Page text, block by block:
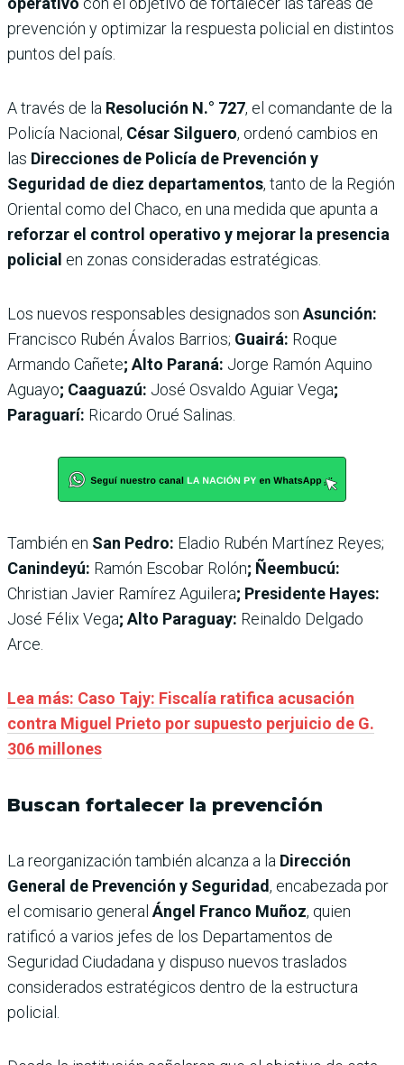
prevención y optimizar la respuesta policial en distintos
puntos del país.
A través de la Resolución N.° 727, el comandante de la
Policía Nacional, César Silguero, ordenó cambios en
las Direcciones de Policía de Prevención y
Seguridad de diez departamentos, tanto de la Región
Oriental como del Chaco, en una medida que apunta a
reforzar el control operativo y mejorar la presencia
policial en zonas consideradas estratégicas.
Los nuevos responsables designados son Asunción:
Francisco Rubén Ávalos Barrios; Guairá: Roque
Armando Cañete; Alto Paraná: Jorge Ramón Aquino
Aguayo; Caaguazú: José Osvaldo Aguiar Vega;
Paraguarí: Ricardo Orué Salinas.
También en San Pedro: Eladio Rubén Martínez Reyes;
Canindeyú: Ramón Escobar Rolón; Ñeembucú:
Christian Javier Ramírez Aguilera; Presidente Hayes:
José Félix Vega; Alto Paraguay: Reinaldo Delgado
Arce.
Lea más: Caso Tajy: Fiscalía ratifica acusación
contra Miguel Prieto por supuesto perjuicio de G.
306 millones
Buscan fortalecer la prevención
La reorganización también alcanza a la Dirección
General de Prevención y Seguridad, encabezada por
el comisario general Ángel Franco Muñoz, quien
ratificó a varios jefes de los Departamentos de
Seguridad Ciudadana y dispuso nuevos traslados
considerados estratégicos dentro de la estructura
policial.